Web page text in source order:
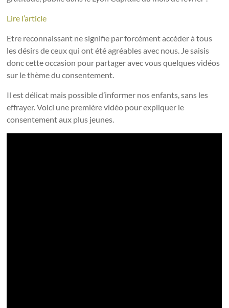
Lire l’article
Etre reconnaissant ne signifie par forcément accéder à tous
les désirs de ceux qui ont été agréables avec nous. Je saisis
donc cette occasion pour partager avec vous quelques vidéos
sur le thème du consentement.
Il est délicat mais possible d’informer nos enfants, sans les
effrayer. Voici une première vidéo pour expliquer le
consentement aux plus jeunes.